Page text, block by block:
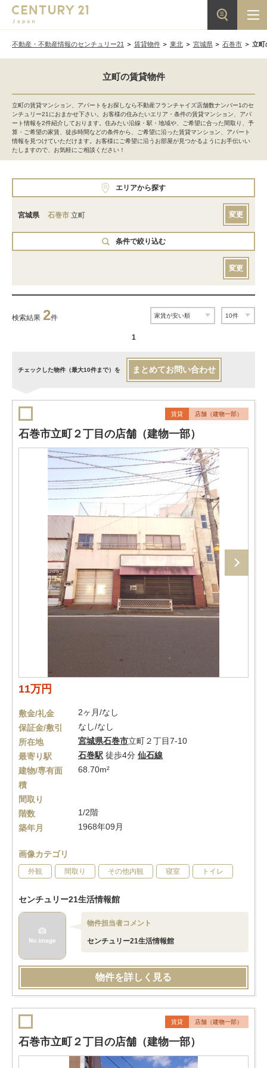
不動産・不動産情報のセンチュリー21 賃貸物件 東北 宮城県 石巻市 立町
立町の賃貸物件
立町の賃貸マンション、アパートをお探しなら不動産フランチャイズ店舗数ナンバー1のセ
ンチュリー21におまかせ下さい。お客様の住みたいエリア・条件の賃貸マンション、アパ
ート情報を2件紹介しております。住みたい沿線・駅・地域や、ご希望に合った間取り、予
算・ご希望の家賃、徒歩時間などの条件から、ご希望に沿った賃貸マンション、アパート
情報を見つけていただけます。お客様にご希望に沿うお部屋が見つかるようにお手伝いい
たしますので、お気軽にご相談ください！
エリアから探す
宮城県 石巻市 立町 変更
条件で絞り込む
変更
検索結果 2件
1
チェックした物件（最大10件まで）を まとめてお問い合わせ
賃貸 店舗（建物一部）
石巻市立町２丁目の店舗（建物一部）
11万円
敷金/礼金
2ヶ月/なし
保証金/敷引
なし/なし
所在地
宮城県石巻市立町２丁目7-10
最寄り駅
石巻駅 徒歩4分 仙石線
建物/専有面
積
68.70m²
間取り
階数
1/2階
築年月
1968年09月
画像カテゴリ
外観 間取り その他内観 寝室 トイレ
センチュリー21生活情報館
物件担当者コメント
センチュリー21生活情報館
物件を詳しく見る
賃貸 店舗（建物一部）
石巻市立町２丁目の店舗（建物一部）